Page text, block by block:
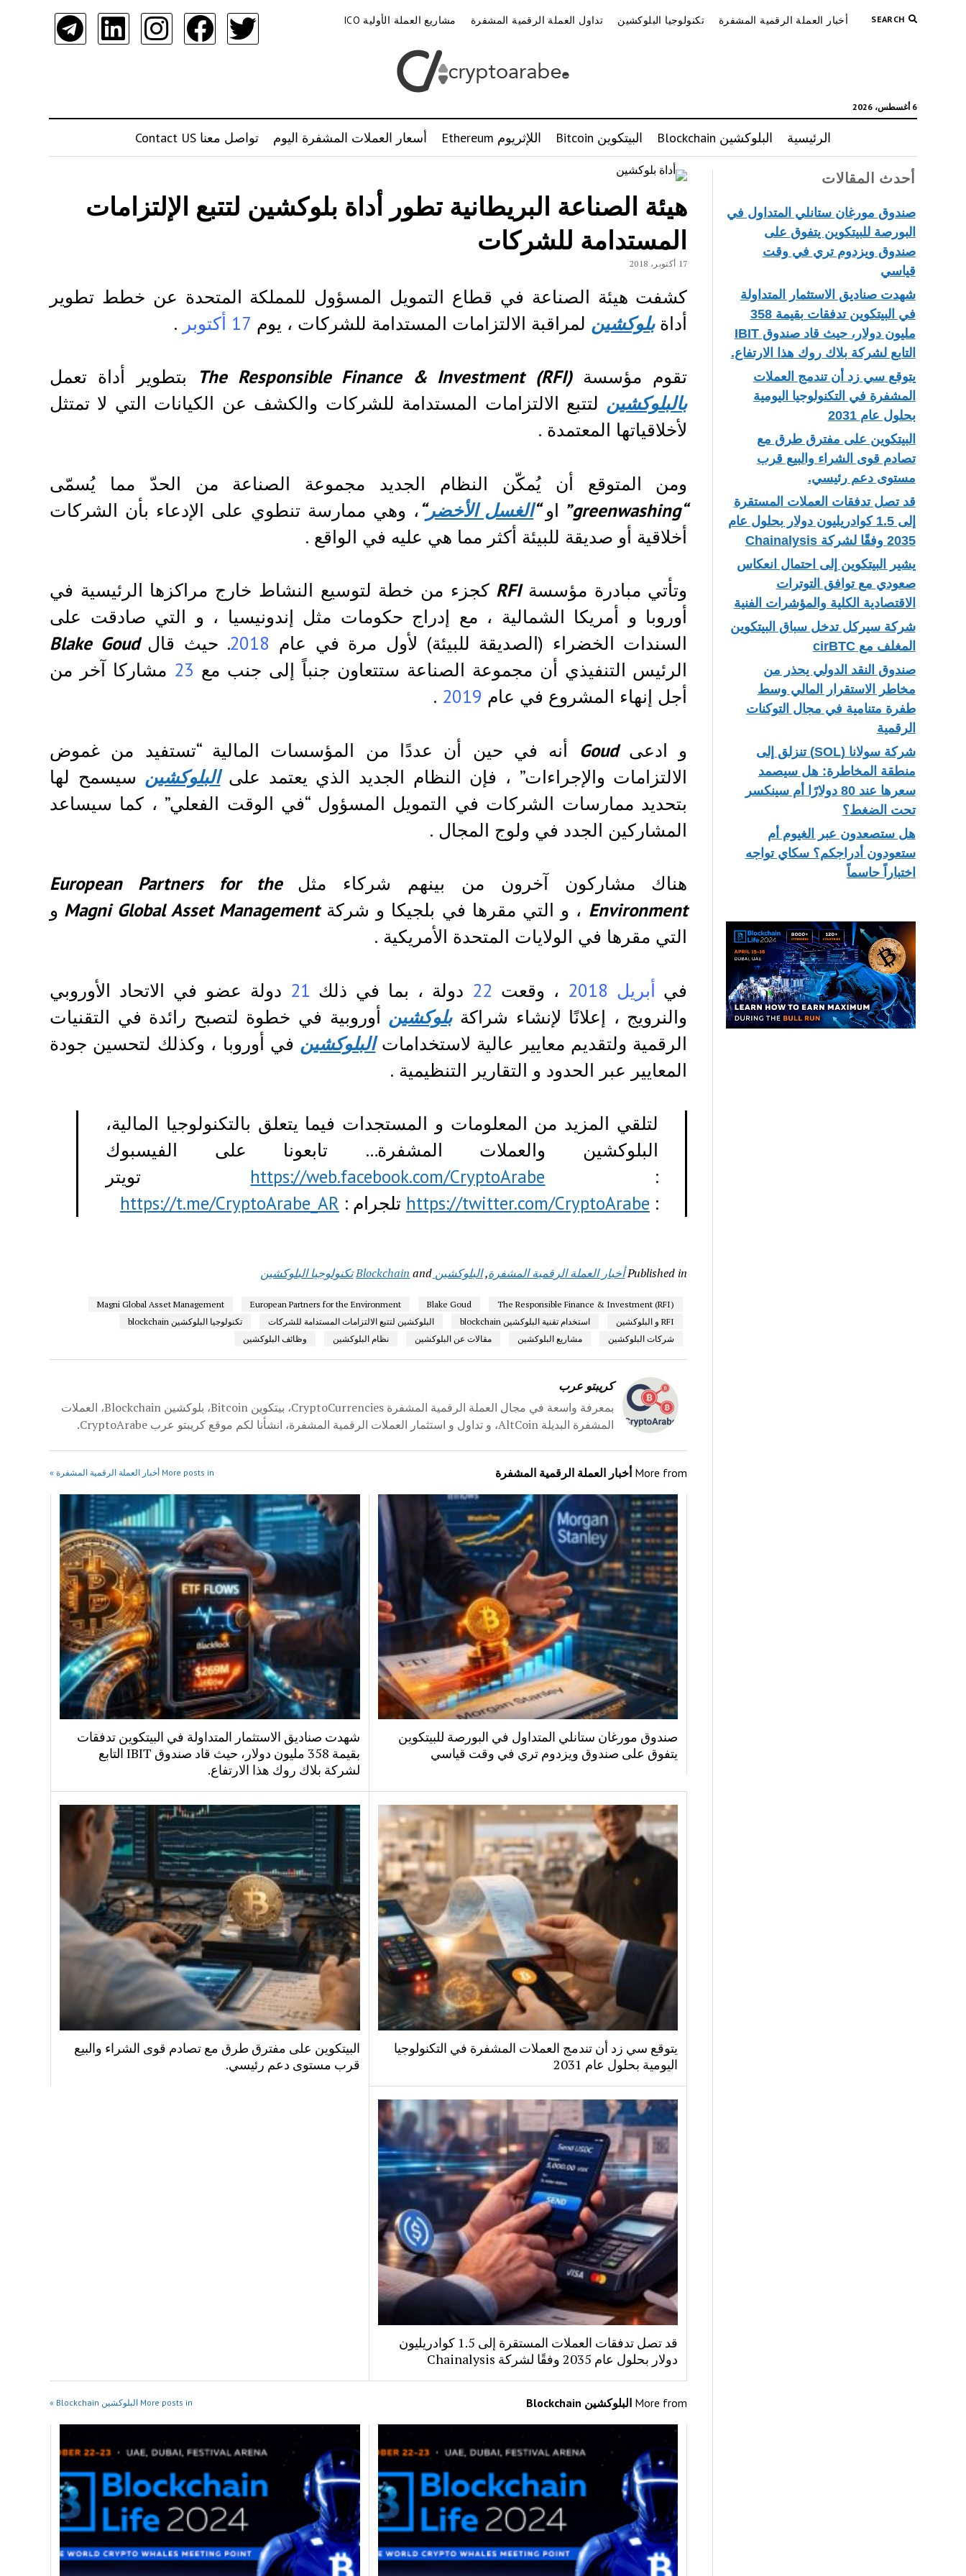
SEARCH أخبار العملة الرقمية المشفرة تكنولوجيا البلوكشين تداول العملة الرقمية المشفرة مشاريع العملة الأولية ICO
6 أغسطس، 2026
الرئيسية البلوكشين Blockchain البيتكوين Bitcoin اللإثريوم Ethereum أسعار العملات المشفرة اليوم تواصل معنا Contact US
أحدث المقالات
صندوق مورغان ستانلي المتداول في
البورصة للبيتكوين يتفوق على
صندوق ويزدوم تري في وقت
قياسي
شهدت صناديق الاستثمار المتداولة
في البيتكوين تدفقات بقيمة 358
مليون دولار، حيث قاد صندوق IBIT
التابع لشركة بلاك روك هذا الارتفاع.
يتوقع سي زد أن تندمج العملات
المشفرة في التكنولوجيا اليومية
بحلول عام 2031
البيتكوين على مفترق طرق مع
تصادم قوى الشراء والبيع قرب
مستوى دعم رئيسي.
قد تصل تدفقات العملات المستقرة
إلى 1.5 كوادريليون دولار بحلول عام
2035 وفقًا لشركة Chainalysis
يشير البيتكوين إلى احتمال انعكاس
صعودي مع توافق التوترات
الاقتصادية الكلية والمؤشرات الفنية
شركة سيركل تدخل سباق البيتكوين
المغلف مع cirBTC
صندوق النقد الدولي يحذر من
مخاطر الاستقرار المالي وسط
طفرة متنامية في مجال التوكنات
الرقمية
شركة سولانا (SOL) تنزلق إلى
منطقة المخاطرة: هل سيصمد
سعرها عند 80 دولارًا أم سينكسر
تحت الضغط؟
هل ستصعدون عبر الغيوم أم
ستعودون أدراجكم؟ سكاي تواجه
اختباراً حاسماً
هيئة الصناعة البريطانية تطور أداة بلوكشين لتتبع الإلتزامات
المستدامة للشركات
17 أكتوبر، 2018
كشفت هيئة الصناعة في قطاع التمويل المسؤول للمملكة المتحدة عن خطط تطوير
أداةبلوكشين لمراقبة الالتزامات المستدامة للشركات ، يوم 17 أكتوبر .
تقوم مؤسسة(The Responsible Finance & Investment (RFI
بتطوير أداة تعمل
بالبلوكشين لتتبع الالتزامات المستدامة للشركات والكشف عن الكيانات التي لا تمتثل
لأخلاقياتها المعتمدة .
ومن المتوقع أن يُمكّن النظام الجديد مجموعة الصناعة من الحدّ مما يُسمّى
“greenwashing”
او“الغسل الأخضر“، وهي ممارسة تنطوي على الإدعاء بأن الشركات
أخلاقية أو صديقة للبيئة أكثر مما هي عليه في الواقع .
وتأتي مبادرة مؤسسةRFI كجزء من خطة لتوسيع النشاط خارج مراكزها الرئيسية في
أوروبا و أمريكا الشمالية ، مع إدراج حكومات مثل إندونيسيا ، و التي صادقت علی
السندات الخضراء (الصديقة للبيئة) لأول مرة في عام 2018. حيث قال Blake Goud
الرئيس التنفيذي أن مجموعة الصناعة ستتعاون جنباً إلى جنب مع 23 مشاركا آخر من
أجل إنهاء المشروع في عام 2019
.
و ادعىGoud أنه في حين أن عددًا من المؤسسات المالية “تستفيد من غموض
الالتزامات والإجراءات” ، فإن النظام الجديد الذي يعتمد علىالبلوكشين سيسمح لها
بتحديد ممارسات الشركات في التمويل المسؤول “في الوقت الفعلي” ، كما سيساعد
المشاركين الجدد في ولوج المجال .
هناك مشاركون آخرون من بينهم شركاء مثل
European Partners for the
Environment ، و التي مقرها في بلجيكا و شركةMagni Global Asset Management و
التي مقرها في الولايات المتحدة الأمريكية .
في أبريل 2018 ، وقعت 22 دولة ، بما في ذلك 21 دولة عضو في الاتحاد الأوروبي
والنرويج ، إعلانًا لإنشاء شراكةبلوكشين أوروبية في خطوة لتصبح رائدة في التقنيات
الرقمية ولتقديم معايير عالية لاستخداماتالبلوكشين في أوروبا ، وكذلك لتحسين جودة
المعايير عبر الحدود و التقارير التنظيمية .
لتلقي المزيد من المعلومات و المستجدات فيما يتعلق بالتكنولوجيا المالية،
البلوكشين والعملات المشفرة… تابعونا على الفيسبوك
:
https://web.facebook.com/CryptoArabe تويتر
:
https://twitter.com/CryptoArabe تلجرام : https://t.me/CryptoArabe_AR
Published inأخبار العملة الرقمية المشفرة,البلوكشين Blockchain and تكنولوجيا البلوكشين
(The Responsible Finance & Investment (RFI
Blake Goud
European Partners for the Environment
Magni Global Asset Management
RFI و البلوكشين
استخدام تقنية البلوكشين blockchain البلوكشين لتتبع الالتزامات المستدامة للشركات
تكنولوجيا البلوكشين blockchain
شركات البلوكشين
مشاريع البلوكشين مقالات عن البلوكشين نظام البلوكشين وظائف البلوكشين
كريبتو عرب
بمعرفة واسعة في مجال العملة الرقمية المشفرة CryptoCurrencies، بيتكوين Bitcoin، بلوكشين Blockchain، العملات
المشفرة البديلة AltCoin، و تداول و استثمار العملات الرقمية المشفرة، انشأنا لكم موقع كريبتو عرب CryptoArabe.
More from أخبار العملة الرقمية المشفرة More posts in أخبار العملة الرقمية المشفرة »
صندوق مورغان ستانلي المتداول في البورصة للبيتكوين
يتفوق على صندوق ويزدوم تري في وقت قياسي
شهدت صناديق الاستثمار المتداولة في البيتكوين تدفقات
بقيمة 358 مليون دولار، حيث قاد صندوق IBIT التابع
لشركة بلاك روك هذا الارتفاع.
يتوقع سي زد أن تندمج العملات المشفرة في التكنولوجيا
اليومية بحلول عام 2031
البيتكوين على مفترق طرق مع تصادم قوى الشراء والبيع
قرب مستوى دعم رئيسي.
قد تصل تدفقات العملات المستقرة إلى 1.5 كوادريليون
دولار بحلول عام 2035 وفقًا لشركة Chainalysis
More from البلوكشين Blockchain More posts in البلوكشين Blockchain »